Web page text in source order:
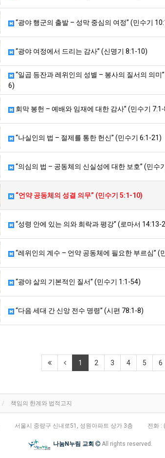
“광야 행군의 출발 – 성막 중심의 여정” (민수기
“광야 여정에서 드리는 감사” (신명기 8:1-10)
“일곱 등잔과 레위인의 성별 – 봉사의 질서의 의미
6)
회막 봉헌 – 예배와 임재에 대한 감사” (민수기
“나실인의 법 – 절제를 통한 헌신” (민수기 6:1-21)
“의심의 법 – 공동체의 신실성에 대한 보호” (민수
“언약 공동체의 성결 의무” (민수기 5:1-10)
“성령 안에 있는 의와 희락과 평강” (로마서 14:13-
“레위인의 계수 – 언약 공동체에 필요한 부르심” (
“광야 삶의 기본적인 질서” (민수기 1:1-54)
“다음 세대 간 신앙 전수 명령” (시편 78:1-8)
1 2 3 4 5 6
책임의 한계와 법적고지
서울시 중랑구 신내로51, 성원아파트 상가 3층 전화 :
나눔N누림 교회 All rights reserved.